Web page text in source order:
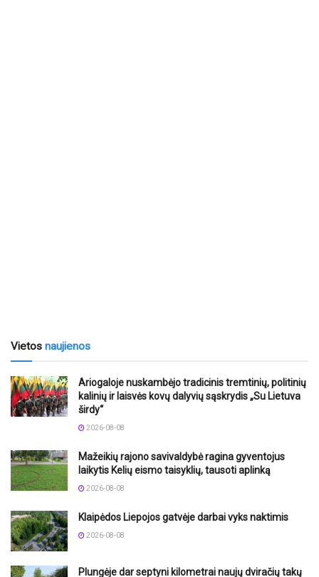
Vietos naujienos
Ariogaloje nuskambėjo tradicinis tremtinių, politinių
kalinių ir laisvės kovų dalyvių sąskrydis „Su Lietuva
širdy“
2026-08-08
Mažeikių rajono savivaldybė ragina gyventojus
laikytis Kelių eismo taisyklių, tausoti aplinką
2026-08-08
Klaipėdos Liepojos gatvėje darbai vyks naktimis
2026-08-08
Plungėje dar septyni kilometrai naujų dviračių takų